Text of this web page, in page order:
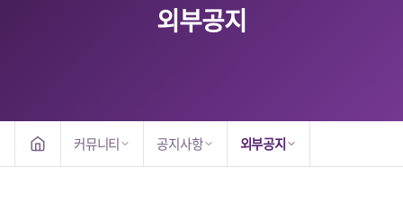
외부공지
커뮤니티 공지사항 외부공지